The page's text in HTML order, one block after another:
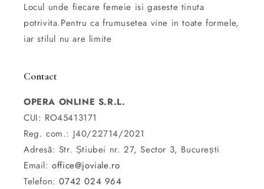
Locul unde fiecare femeie isi gaseste tinuta
potrivita.Pentru ca frumusetea vine in toate formele,
iar stilul nu are limite
Contact
OPERA ONLINE S.R.L.
CUI: RO45413171
Reg. com.: J40/22714/2021
Adresă: Str. Știubei nr. 27, Sector 3, București
Email:office@joviale.ro
Telefon:0742 024 964